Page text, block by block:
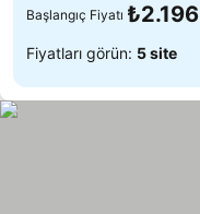
Başlangıç Fiyatı ₺2.196
Fiyatları görün: 5 site